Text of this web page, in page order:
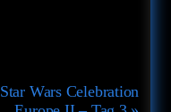
Star Wars Celebration